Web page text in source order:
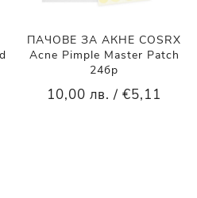
ПАЧОВЕ ЗА АКНЕ COSRX
Acne Pimple Master Patch
24бр
10,00 лв. / €5,11